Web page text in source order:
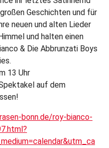
Geschichten und für
neuen und alten Lieder
und halten einen
& Die Abbrunzati Boys
13 Uhr
auf dem
bonn.de/roy-bianco-